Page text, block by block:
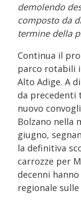
demolendo
composto da
termine della
Continua il
parco rotabili
Alto Adige. A
da precedenti
nuovo
Bolzano nella
giugno,
la definitiva
carrozze per
decenni
regionale